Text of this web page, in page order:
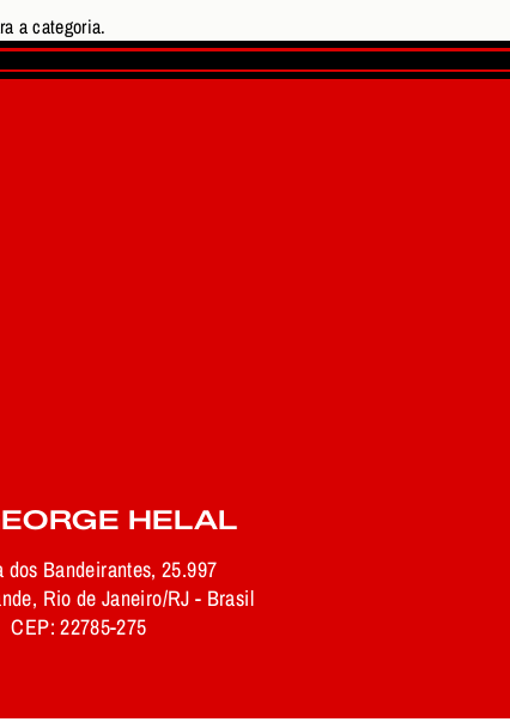
a categoria.
HELAL
dos Bandeirantes, 25.997
Rio de Janeiro/RJ - Brasil
CEP: 22785-275